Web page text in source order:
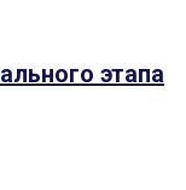
этапа